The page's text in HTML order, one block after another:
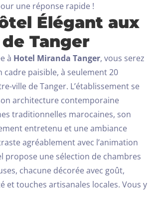
une réponse rapide !
Élégant aux
Tanger
à Hotel Miranda Tanger, vous serez
cadre paisible, à seulement 20
ville de Tanger. L’établissement se
architecture contemporaine
traditionnelles marocaines, son
entretenu et une ambiance
agréablement avec l’animation
propose une sélection de chambres
chacune décorée avec goût,
et touches artisanales locales. Vous y